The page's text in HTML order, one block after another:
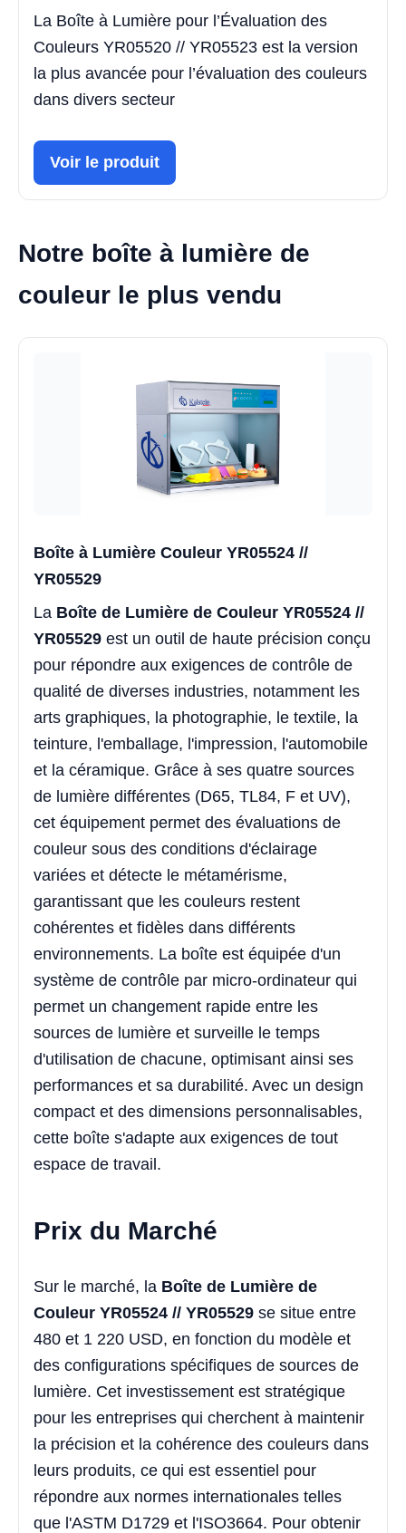
La Boîte à Lumière pour l’Évaluation des
Couleurs YR05520 // YR05523 est la version
la plus avancée pour l’évaluation des couleurs
dans divers secteur
Voir le produit
Notre boîte à lumière de
couleur le plus vendu
Boîte à Lumière Couleur YR05524 //
YR05529
La Boîte de Lumière de Couleur YR05524 //
YR05529 est un outil de haute précision conçu
pour répondre aux exigences de contrôle de
qualité de diverses industries, notamment les
arts graphiques, la photographie, le textile, la
teinture, l'emballage, l'impression, l'automobile
et la céramique. Grâce à ses quatre sources
de lumière différentes (D65, TL84, F et UV),
cet équipement permet des évaluations de
couleur sous des conditions d'éclairage
variées et détecte le métamérisme,
garantissant que les couleurs restent
cohérentes et fidèles dans différents
environnements. La boîte est équipée d'un
système de contrôle par micro-ordinateur qui
permet un changement rapide entre les
sources de lumière et surveille le temps
d'utilisation de chacune, optimisant ainsi ses
performances et sa durabilité. Avec un design
compact et des dimensions personnalisables,
cette boîte s'adapte aux exigences de tout
espace de travail.
Prix du Marché
Sur le marché, la Boîte de Lumière de
Couleur YR05524 // YR05529 se situe entre
480 et 1 220 USD, en fonction du modèle et
des configurations spécifiques de sources de
lumière. Cet investissement est stratégique
pour les entreprises qui cherchent à maintenir
la précision et la cohérence des couleurs dans
leurs produits, ce qui est essentiel pour
répondre aux normes internationales telles
que l'ASTM D1729 et l'ISO3664. Pour obtenir